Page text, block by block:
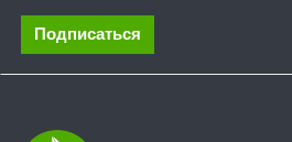
Подписаться